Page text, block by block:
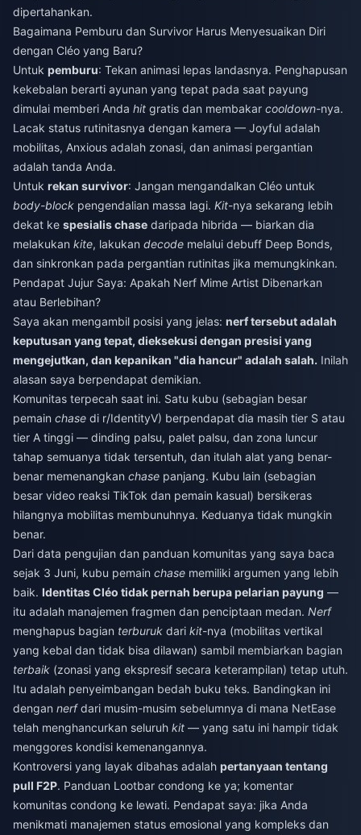
dipertahankan.
Bagaimana Pemburu dan Survivor Harus Menyesuaikan Diri
dengan Cléo yang Baru?
Untuk pemburu: Tekan animasi lepas landasnya. Penghapusan
kekebalan berarti ayunan yang tepat pada saat payung
dimulai memberi Anda hit gratis dan membakar cooldown-nya.
Lacak status rutinitasnya dengan kamera — Joyful adalah
mobilitas, Anxious adalah zonasi, dan animasi pergantian
adalah tanda Anda.
Untuk rekan survivor: Jangan mengandalkan Cléo untuk
body-block pengendalian massa lagi. Kit-nya sekarang lebih
dekat ke spesialis chase daripada hibrida — biarkan dia
melakukan kite, lakukan decode melalui debuff Deep Bonds,
dan sinkronkan pada pergantian rutinitas jika memungkinkan.
Pendapat Jujur Saya: Apakah Nerf Mime Artist Dibenarkan
atau Berlebihan?
Saya akan mengambil posisi yang jelas: nerf tersebut adalah
keputusan yang tepat, dieksekusi dengan presisi yang
mengejutkan, dan kepanikan "dia hancur" adalah salah. Inilah
alasan saya berpendapat demikian.
Komunitas terpecah saat ini. Satu kubu (sebagian besar
pemain chase di r/IdentityV) berpendapat dia masih tier S atau
tier A tinggi — dinding palsu, palet palsu, dan zona luncur
tahap semuanya tidak tersentuh, dan itulah alat yang benar-
benar memenangkan chase panjang. Kubu lain (sebagian
besar video reaksi TikTok dan pemain kasual) bersikeras
hilangnya mobilitas membunuhnya. Keduanya tidak mungkin
benar.
Dari data pengujian dan panduan komunitas yang saya baca
sejak 3 Juni, kubu pemain chase memiliki argumen yang lebih
baik. Identitas Cléo tidak pernah berupa pelarian payung —
itu adalah manajemen fragmen dan penciptaan medan. Nerf
menghapus bagian terburuk dari kit-nya (mobilitas vertikal
yang kebal dan tidak bisa dilawan) sambil membiarkan bagian
terbaik (zonasi yang ekspresif secara keterampilan) tetap utuh.
Itu adalah penyeimbangan bedah buku teks. Bandingkan ini
dengan nerfdari musim-musim sebelumnya di mana NetEase
telah menghancurkan seluruh kit — yang satu ini hampir tidak
menggores kondisi kemenangannya.
Kontroversi yang layak dibahas adalah pertanyaan tentang
pull F2P. Panduan Lootbar condong ke ya; komentar
komunitas condong ke lewati. Pendapat saya: jika Anda
menikmati manajemen status emosional yang kompleks dan